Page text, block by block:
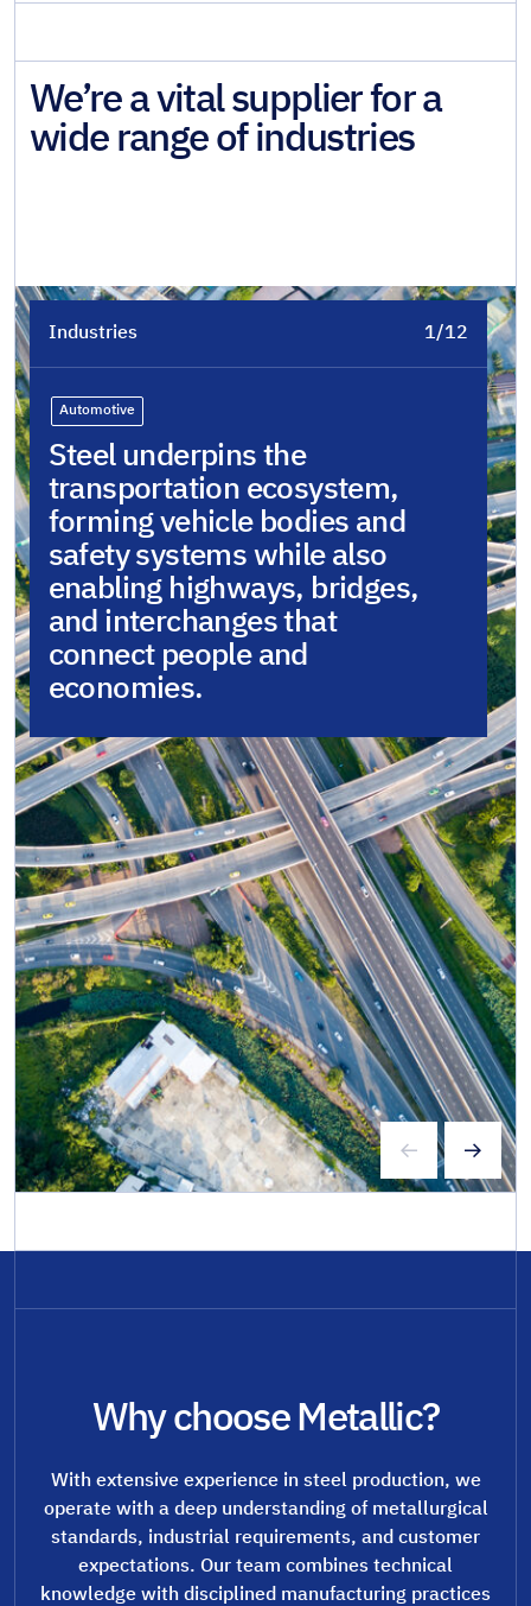
We’re a vital supplier for a
wide range of industries
Industries 1/12
Automotive
Steel underpins the
transportation ecosystem,
forming vehicle bodies and
safety systems while also
enabling highways, bridges,
and interchanges that
connect people and
economies.
Why choose Metallic?
With extensive experience in steel production, we
operate with a deep understanding of metallurgical
standards, industrial requirements, and customer
expectations. Our team combines technical
knowledge with disciplined manufacturing practices